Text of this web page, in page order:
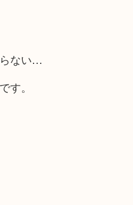
ない…
す。